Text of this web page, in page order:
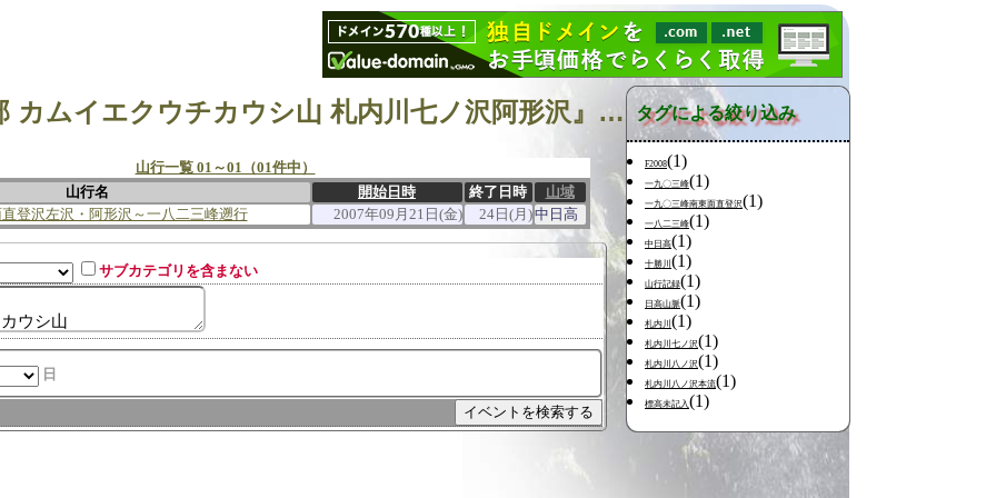
『北海道中南部 カムイエクウチカウシ山 札内川七ノ沢阿形沢』に関連する山行
山行一覧 01～01（01件中）
山行名
開始日時 終了日時
山域
登沢左沢・阿形沢～一八二三峰遡行
2007年09月21日(金) 24日(月)中日高
サブカテゴリを含まない
日
タグによる絞り込み
F2008(1)
一九〇三峰(1)
一九〇三峰南東面直登沢(1)
一八二三峰(1)
中日高(1)
十勝川 (1)
山行記録(1)
日高山脈(1)
札内川 (1)
札内川七ノ沢(1)
札内川八ノ沢(1)
札内川八ノ沢本流(1)
標高未記入(1)